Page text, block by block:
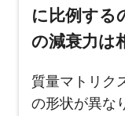
に比例する
の減衰力は
質量マトリク
の形状が異な